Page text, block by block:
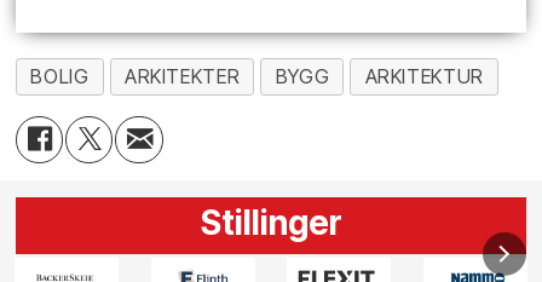
BOLIG ARKITEKTER BYGG ARKITEKTUR
Stillinger